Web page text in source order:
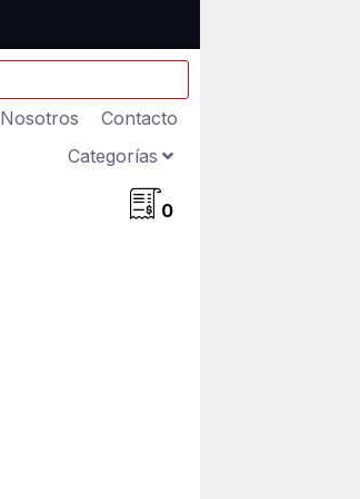
Nosotros
Contacto
Categorías
0